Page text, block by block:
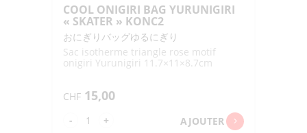
COOL ONIGIRI BAG YURUNIGIRI
« SKATER » KONC2
おにぎりバッグゆるにぎり
Sac isotherme triangle rose motif
onigiri Yurunigiri 11.7×11×8.7cm
CHF 15,00
-
quantité
+ AJOUTER